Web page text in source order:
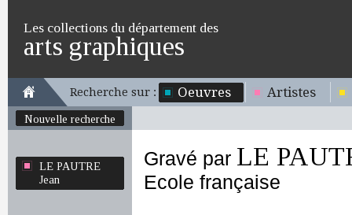
Les collections du département des
arts graphiques
Recherche sur : Oeuvres Artistes
Nouvelle recherche
LE PAUTRE
Jean
Gravé par LE
Ecole française